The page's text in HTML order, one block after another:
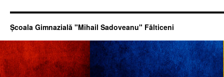
Şcoala Gimnazială "Mihail Sadoveanu" Fălticeni